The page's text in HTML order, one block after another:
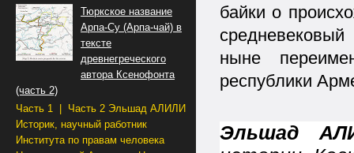
байки о
ныне
республики
Эльшад
Тюркское название
Арпа-Су (Арпа-чай) в
тексте
древнегреческого
автора Ксенофонта
(часть 2)
Часть 1 | Часть 2 Эльшад АЛИЛИ
Историк, научный работник
Института по правам человека